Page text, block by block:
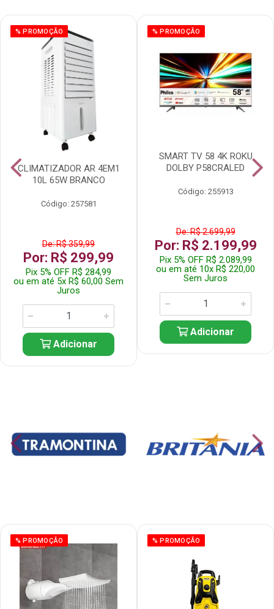
% PROMOÇÃO
CLIMATIZADOR AR 4EM1
10L 65W BRANCO
Código: 257581
De: R$ 359,99
Por: R$ 299,99
Pix 5% OFF R$ 284,99
ou em até 5x R$ 60,00 Sem
Juros
Adicionar
% PROMOÇÃO
SMART TV 58 4K ROKU
DOLBY P58CRALED
Código: 255913
De: R$ 2.699,99
Por: R$ 2.199,99
Pix 5% OFF R$ 2.089,99
ou em até 10x R$ 220,00
Sem Juros
Adicionar
% PROMOÇÃO % PROMOÇÃO